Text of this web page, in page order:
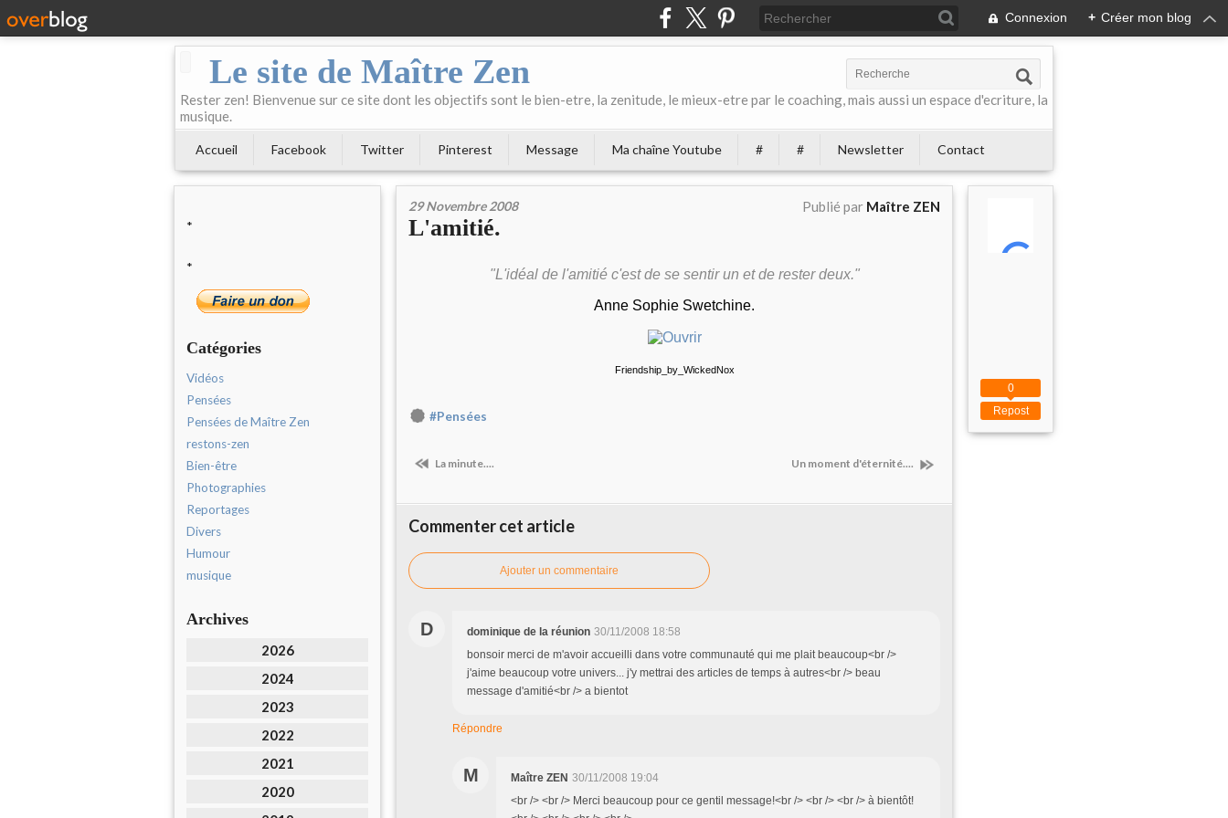
Connexion + Créer mon blog
Le site de Maître Zen
Rester zen! Bienvenue sur ce site dont les objectifs sont le bien-etre, la zenitude, le mieux-etre par le coaching, mais aussi un espace d'ecriture, la
musique.
Accueil Facebook Twitter Pinterest Message Ma chaîne Youtube # # Newsletter Contact
*
*
Catégories
Vidéos
Pensées
Pensées de Maître Zen
restons-zen
Bien-être
Photographies
Reportages
Divers
Humour
musique
Archives
2026
2024
2023
2022
2021
2020
29 Novembre 2008 Publié par Maître ZEN
L'amitié.
"L'idéal de l'amitié c'est de se sentir un et de rester deux."
Anne Sophie Swetchine.
Friendship_by_WickedNox
#Pensées
La minute.... Un moment d'éternité....
Commenter cet article
Ajouter un commentaire
D dominique de la réunion 30/11/2008 18:58
bonsoir merci de m'avoir accueilli dans votre communauté qui me plait beaucoup<br />
j'aime beaucoup votre univers... j'y mettrai des articles de temps à autres<br /> beau
message d'amitié<br /> a bientot
Répondre
M Maître ZEN 30/11/2008 19:04
<br /> <br /> Merci beaucoup pour ce gentil message!<br /> <br /> <br /> à bientôt!
Repost
0